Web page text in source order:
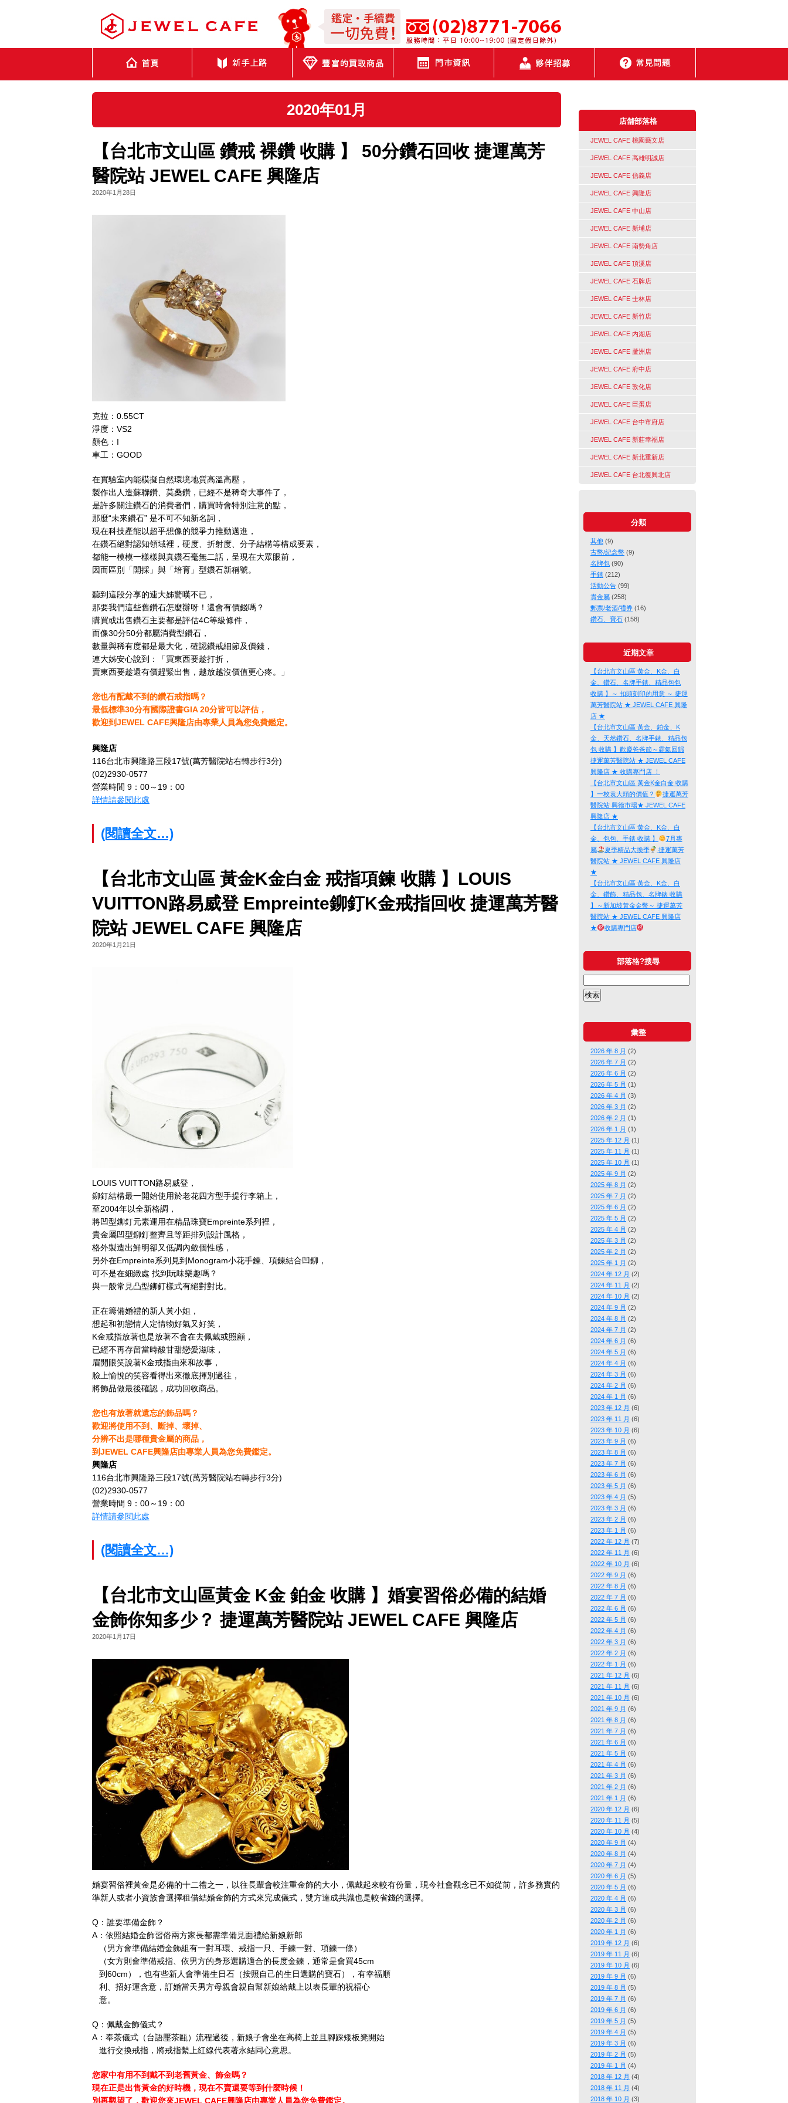
JEWEL CAFE
2020年01月
【台北市文山區 鑽戒 裸鑽 收購 】 50分鑽石回收 捷運萬芳
醫院站 JEWEL CAFE 興隆店
2020年1月28日
克拉：0.55CT
淨度：VS2
顏色：I
車工：GOOD
在實驗室內能模擬自然環境地質高溫高壓，
製作出人造蘇聯鑽、莫桑鑽，已經不是稀奇大事件了，
是許多關注鑽石的消費者們，購買時會特別注意的點，
那麼“未來鑽石” 是不可不知新名詞，
現在科技產能以超乎想像的競爭力推動邁進，
在鑽石絕對認知領域裡，硬度、折射度、分子結構等構成要素，
都能一模模一樣樣與真鑽石毫無二話，呈現在大眾眼前，
因而區別「開採」與「培育」型鑽石新稱號。
聽到這段分享的連大姊驚嘆不已，
那要我們這些舊鑽石怎麼辦呀！還會有價錢嗎？
購買或出售鑽石主要都是評估4C等級條件，
而像30分50分都屬消費型鑽石，
數量與稀有度都是最大化，確認鑽戒細節及價錢，
連大姊安心說到：「買東西要趁打折，
賣東西要趁還有價趕緊出售，越放越沒價值更心疼。」
您也有配戴不到的鑽石戒指嗎？
最低標準30分有國際證書GIA 20分皆可以評估，
歡迎到JEWEL CAFE興隆店由專業人員為您免費鑑定。
興隆店
116台北市興隆路三段17號(萬芳醫院站右轉步行3分)
(02)2930-0577
營業時間 9：00～19：00
詳情請參閱此處
(閱讀全文…)
【台北市文山區 黃金K金白金 戒指項鍊 收購 】LOUIS
VUITTON路易威登 Empreinte鉚釘K金戒指回收 捷運萬芳醫
院站 JEWEL CAFE 興隆店
2020年1月21日
LOUIS VUITTON路易威登，
鉚釘結構最一開始使用於老花四方型手提行李箱上，
至2004年以全新格調，
將凹型鉚釘元素運用在精品珠寶Empreinte系列裡，
貴金屬凹型鉚釘整齊且等距排列設計風格，
格外製造出鮮明卻又低調內斂個性感，
另外在Empreinte系列見到Monogram小花手鍊、項鍊結合凹鉚，
可不是在細緻處 找到玩味樂趣嗎？
與一般常見凸型鉚釘樣式有絕對對比。
正在籌備婚禮的新人黃小姐，
想起和初戀情人定情物好氣又好笑，
K金戒指放著也是放著不會在去佩戴或照顧，
已經不再存留當時酸甘甜戀愛滋味，
眉開眼笑說著K金戒指由來和故事，
臉上愉悅的笑容看得出來徹底揮別過往，
將飾品做最後確認，成功回收商品。
您也有放著就遺忘的飾品嗎？
歡迎將使用不到、斷掉、壞掉、
分辨不出是哪種貴金屬的商品，
到JEWEL CAFE興隆店由專業人員為您免費鑑定。
興隆店
116台北市興隆路三段17號(萬芳醫院站右轉步行3分)
(02)2930-0577
營業時間 9：00～19：00
詳情請參閱此處
(閱讀全文…)
【台北市文山區黃金 K金 鉑金 收購 】婚宴習俗必備的結婚
金飾你知多少？ 捷運萬芳醫院站 JEWEL CAFE 興隆店
2020年1月17日
婚宴習俗裡黃金是必備的十二禮之一，以往長輩會較注重金飾的大小，佩戴起來較有份量，現今社會觀念已不如從前，許多務實的
準新人或者小資族會選擇租借結婚金飾的方式來完成儀式，雙方達成共識也是較省錢的選擇。
Q：誰要準備金飾？
A：依照結婚金飾習俗兩方家長都需準備見面禮給新娘新郎
（男方會準備結婚金飾組有一對耳環、戒指一只、手鍊一對、項鍊一條）
（女方則會準備戒指、依男方的身形選購適合的長度金鍊，通常是會買45cm
到60cm），也有些新人會準備生日石（按照自己的生日選購的寶石），有幸福順
利、招好運含意，訂婚當天男方母親會親自幫新娘給戴上以表長輩的祝福心
意。
Q：佩戴金飾儀式？
A：奉茶儀式（台語壓茶甌）流程過後，新娘子會坐在高椅上並且腳踩矮板凳開始
進行交換戒指，將戒指繫上紅線代表著永結同心意思。
您家中有用不到戴不到老舊黃金、飾金嗎？
現在正是出售黃金的好時機，現在不賣還要等到什麼時候！
別再觀望了，歡迎您來JEWEL CAFE興隆店由專業人員為您免費鑑定。
店舗部落格
JEWEL CAFE 桃園藝文店
JEWEL CAFE 高雄明誠店
JEWEL CAFE 信義店
JEWEL CAFE 興隆店
JEWEL CAFE 中山店
JEWEL CAFE 新埔店
JEWEL CAFE 南勢角店
JEWEL CAFE 頂溪店
JEWEL CAFE 石牌店
JEWEL CAFE 士林店
JEWEL CAFE 新竹店
JEWEL CAFE 内湖店
JEWEL CAFE 蘆洲店
JEWEL CAFE 府中店
JEWEL CAFE 敦化店
JEWEL CAFE 巨蛋店
JEWEL CAFE 台中市府店
JEWEL CAFE 新莊幸福店
JEWEL CAFE 新北重新店
JEWEL CAFE 台北復興北店
分類
其他 (9)
古幣/紀念幣 (9)
名牌包 (90)
手錶 (212)
活動公告 (99)
貴金屬 (258)
郵票/老酒/禮券 (16)
鑽石、寶石 (158)
近期文章
【台北市文山區 黃金、K金、白
金、鑽石、名牌手錶、精品包包
收購 】～ 扣頭刻印的用意 ～ 捷運
萬芳醫院站 ★ JEWEL CAFE 興隆
店 ★
【台北市文山區 黃金、鉑金、K
金、天然鑽石、名牌手錶、精品包
包 收購 】歡慶爸爸節～霸氣回歸
捷運萬芳醫院站 ★ JEWEL CAFE
興隆店 ★ 收購專門店 ！
【台北市文山區 黃金K金白金 收購
】一枚袁大頭的價值？
捷運萬芳
醫院站 興德市場★ JEWEL CAFE
興隆店 ★
【台北市文山區 黃金、K金、白
金、包包、手錶 收購 】
7月專
屬
夏季精品大換季
捷運萬芳
醫院站 ★ JEWEL CAFE 興隆店
★
【台北市文山區 黃金、K金、白
金、鑽飾、精品包、名牌錶 收購
】～新加坡黃金金幣～ 捷運萬芳
醫院站 ★ JEWEL CAFE 興隆店
★
收購專門店
部落格?搜尋
彙整
2026 年 8 月 (2)
2026 年 7 月 (2)
2026 年 6 月 (2)
2026 年 5 月 (1)
2026 年 4 月 (3)
2026 年 3 月 (2)
2026 年 2 月 (1)
2026 年 1 月 (1)
2025 年 12 月 (1)
2025 年 11 月 (1)
2025 年 10 月 (1)
2025 年 9 月 (2)
2025 年 8 月 (2)
2025 年 7 月 (2)
2025 年 6 月 (2)
2025 年 5 月 (2)
2025 年 4 月 (2)
2025 年 3 月 (2)
2025 年 2 月 (2)
2025 年 1 月 (2)
2024 年 12 月 (2)
2024 年 11 月 (2)
2024 年 10 月 (2)
2024 年 9 月 (2)
2024 年 8 月 (2)
2024 年 7 月 (2)
2024 年 6 月 (6)
2024 年 5 月 (6)
2024 年 4 月 (6)
2024 年 3 月 (6)
2024 年 2 月 (6)
2024 年 1 月 (6)
2023 年 12 月 (6)
2023 年 11 月 (6)
2023 年 10 月 (6)
2023 年 9 月 (6)
2023 年 8 月 (6)
2023 年 7 月 (6)
2023 年 6 月 (6)
2023 年 5 月 (6)
2023 年 4 月 (5)
2023 年 3 月 (6)
2023 年 2 月 (6)
2023 年 1 月 (6)
2022 年 12 月 (7)
2022 年 11 月 (6)
2022 年 10 月 (6)
2022 年 9 月 (6)
2022 年 8 月 (6)
2022 年 7 月 (6)
2022 年 6 月 (6)
2022 年 5 月 (6)
2022 年 4 月 (6)
2022 年 3 月 (6)
2022 年 2 月 (6)
2022 年 1 月 (6)
2021 年 12 月 (6)
2021 年 11 月 (6)
2021 年 10 月 (6)
2021 年 9 月 (6)
2021 年 8 月 (6)
2021 年 7 月 (6)
2021 年 6 月 (6)
2021 年 5 月 (6)
2021 年 4 月 (6)
2021 年 3 月 (6)
2021 年 2 月 (6)
2021 年 1 月 (6)
2020 年 12 月 (6)
2020 年 11 月 (5)
2020 年 10 月 (4)
2020 年 9 月 (4)
2020 年 8 月 (4)
2020 年 7 月 (4)
2020 年 6 月 (5)
2020 年 5 月 (6)
2020 年 4 月 (6)
2020 年 3 月 (6)
2020 年 2 月 (6)
2020 年 1 月 (6)
2019 年 12 月 (6)
2019 年 11 月 (6)
2019 年 10 月 (6)
2019 年 9 月 (6)
2019 年 8 月 (5)
2019 年 7 月 (6)
2019 年 6 月 (6)
2019 年 5 月 (5)
2019 年 4 月 (5)
2019 年 3 月 (6)
2019 年 2 月 (5)
2019 年 1 月 (4)
2018 年 12 月 (4)
2018 年 11 月 (4)
2018 年 10 月 (3)